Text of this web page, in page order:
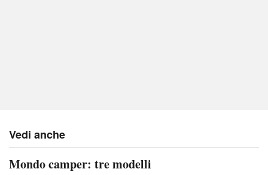
Vedi anche
Mondo camper: tre modelli